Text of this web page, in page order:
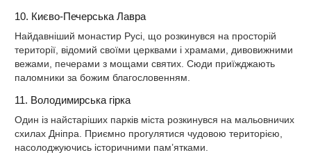
10. Києво-Печерська Лавра
Найдавніший монастир Русі, що розкинувся на просторій
території, відомий своїми церквами і храмами, дивовижними
вежами, печерами з мощами святих. Сюди приїжджають
паломники за божим благословенням.
11. Володимирська гірка
Один із найстаріших парків міста розкинувся на мальовничих
схилах Дніпра. Приємно прогулятися чудовою територією,
насолоджуючись історичними пам’ятками.